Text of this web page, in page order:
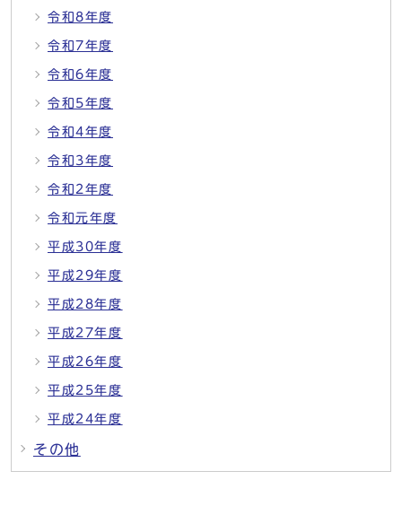
令和8年度
令和7年度
令和6年度
令和5年度
令和4年度
令和3年度
令和2年度
令和元年度
平成30年度
平成29年度
平成28年度
平成27年度
平成26年度
平成25年度
平成24年度
その他